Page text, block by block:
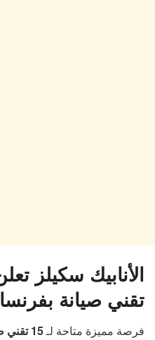
تقني صيانة بفرنسا 2025
فرصة مميزة متاحة لـ15 تقني صيانة